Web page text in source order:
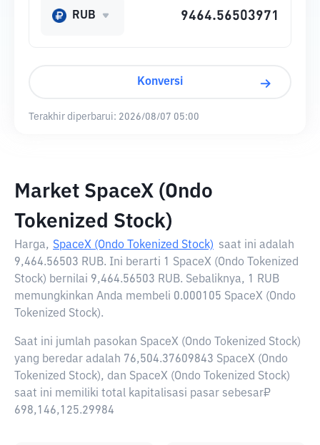
RUB
Konversi
Terakhir diperbarui: 2026/08/07 05:00
Market SpaceX (Ondo
Tokenized Stock)
Harga, SpaceX (Ondo Tokenized Stock) saat ini adalah
9,464.56503 RUB. Ini berarti 1 SpaceX (Ondo Tokenized
Stock) bernilai 9,464.56503 RUB. Sebaliknya, 1 RUB
memungkinkan Anda membeli 0.000105 SpaceX (Ondo
Tokenized Stock).
Saat ini jumlah pasokan SpaceX (Ondo Tokenized Stock)
yang beredar adalah 76,504.37609843 SpaceX (Ondo
Tokenized Stock), dan SpaceX (Ondo Tokenized Stock)
saat ini memiliki total kapitalisasi pasar sebesar₽
698,146,125.29984